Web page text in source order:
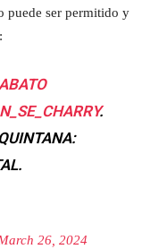
puede ser permitido y
.
26, 2024